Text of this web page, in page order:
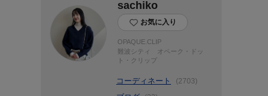
sachiko
お気に入り
OPAQUE.CLIP
難波シティ オペーク・ドッ
ト・クリップ
コーディネート (2703)